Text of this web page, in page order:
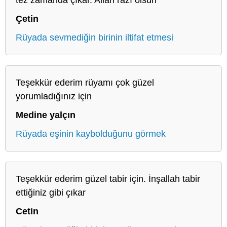
Çetin
Rüyada sevmediğin birinin iltifat etmesi
Teşekkür ederim rüyamı çok güzel
yorumladığınız için
Medine yalçın
Rüyada eşinin kaybolduğunu görmek
Teşekkür ederim güzel tabir için. İnşallah tabir
ettiğiniz gibi çıkar
Cetin